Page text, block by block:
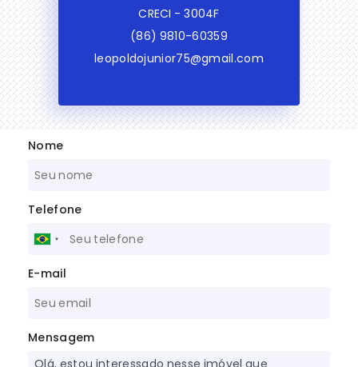
CRECI -3004F
(86) 9810-60359
leopoldojunior75@gmail.com
Nome
Telefone
E-mail
Mensagem